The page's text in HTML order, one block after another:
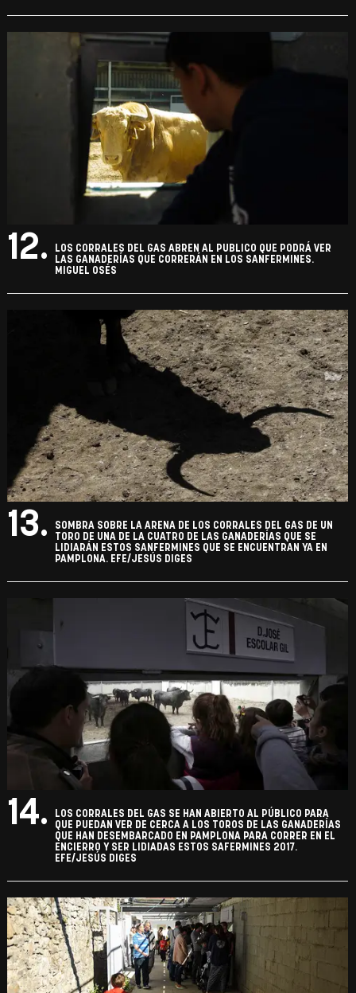
12.
LOS CORRALES DEL GAS ABREN AL PUBLICO QUE PODRÁ VER
LAS GANADERÍAS QUE CORRERÁN EN LOS SANFERMINES.
MIGUEL OSÉS
13.
SOMBRA SOBRE LA ARENA DE LOS CORRALES DEL GAS DE UN
TORO DE UNA DE LA CUATRO DE LAS GANADERÍAS QUE SE
LIDIARÁN ESTOS SANFERMINES QUE SE ENCUENTRAN YA EN
PAMPLONA. EFE/JESÚS DIGES
14.
LOS CORRALES DEL GAS SE HAN ABIERTO AL PÚBLICO PARA
QUE PUEDAN VER DE CERCA A LOS TOROS DE LAS GANADERÍAS
QUE HAN DESEMBARCADO EN PAMPLONA PARA CORRER EN EL
ENCIERRO Y SER LIDIADAS ESTOS SAFERMINES 2017.
EFE/JESÚS DIGES